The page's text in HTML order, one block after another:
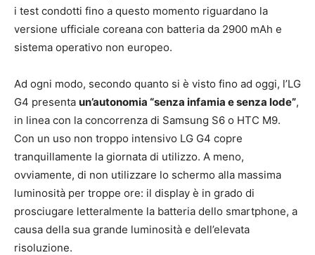
i test condotti fino a questo momento riguardano la
versione ufficiale coreana con batteria da 2900 mAh e
sistema operativo non europeo.
Ad ogni modo, secondo quanto si è visto fino ad oggi, l’LG
G4 presenta un’autonomia “senza infamia e senza lode”,
in linea con la concorrenza di Samsung S6 o HTC M9.
Con un uso non troppo intensivo LG G4 copre
tranquillamente la giornata di utilizzo. A meno,
ovviamente, di non utilizzare lo schermo alla massima
luminosità per troppe ore: il display è in grado di
prosciugare letteralmente la batteria dello smartphone, a
causa della sua grande luminosità e dell’elevata
risoluzione.